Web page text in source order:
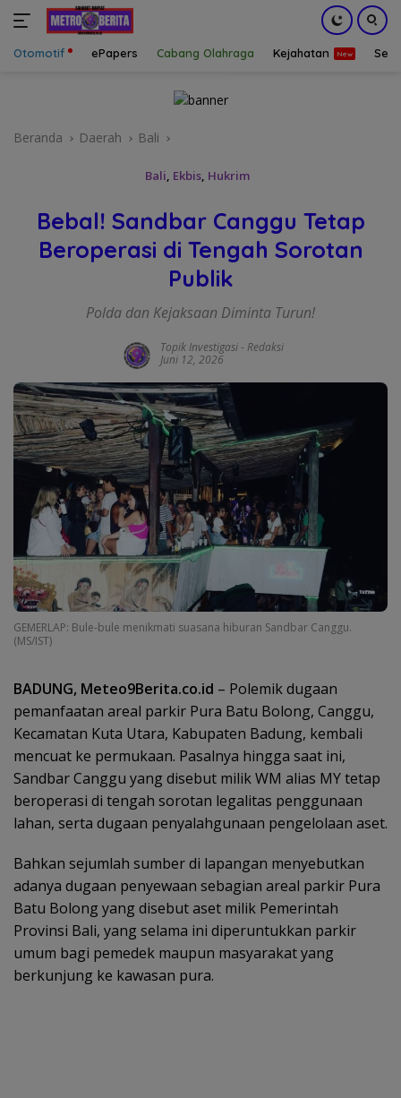
Otomotif ePapers Cabang Olahraga Kejahatan
Beranda Daerah Bali
Bali, Ekbis, Hukrim
Bebal! Sandbar Canggu Tetap
Beroperasi di Tengah Sorotan
Publik
Polda dan Kejaksaan Diminta Turun!
Topik Investigasi- Redaksi
Juni 12, 2026
GEMERLAP: Bule-bule menikmati suasana hiburan Sandbar Canggu.
(MS/IST)
BADUNG, Meteo9Berita.co.id – Polemik dugaan
pemanfaatan areal parkir Pura Batu Bolong, Canggu,
Kecamatan Kuta Utara, Kabupaten Badung, kembali
mencuat ke permukaan. Pasalnya hingga saat ini,
Sandbar Canggu yang disebut milik WM alias MY tetap
beroperasi di tengah sorotan legalitas penggunaan
lahan, serta dugaan penyalahgunaan pengelolaan aset.
Bahkan sejumlah sumber di lapangan menyebutkan
adanya dugaan penyewaan sebagian areal parkir Pura
Batu Bolong yang disebut aset milik Pemerintah
Provinsi Bali, yang selama ini diperuntukkan parkir
umum bagi pemedek maupun masyarakat yang
berkunjung ke kawasan pura.